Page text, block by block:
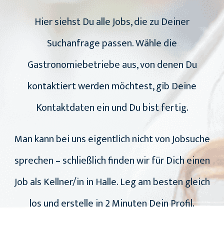
Hier siehst Du alle Jobs, die zu Deiner
Suchanfrage passen. Wähle die
Gastronomiebetriebe aus, von denen Du
kontaktiert werden möchtest, gib Deine
Kontaktdaten ein und Du bist fertig.
Man kann bei uns eigentlich nicht von Jobsuche
sprechen – schließlich finden wir für Dich einen
Job als Kellner/in in Halle. Leg am besten gleich
los und erstelle in 2 Minuten Dein Profil.